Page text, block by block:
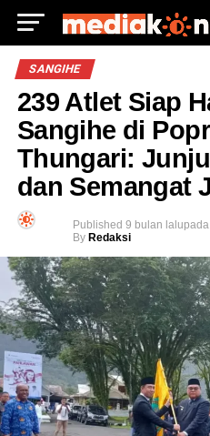
SANGIHE
239 Atlet Siap
Sangihe di
Thungari:
dan Semangat
Published 9 bulan lalupada
By Redaksi